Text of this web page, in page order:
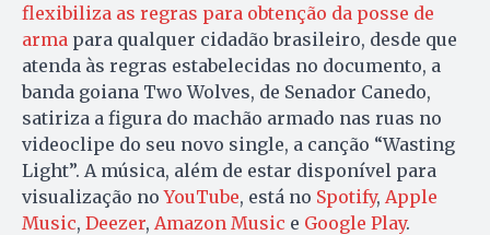
flexibiliza as regras para obtenção da posse de
arma para qualquer cidadão brasileiro, desde que
atenda às regras estabelecidas no documento, a
banda goiana Two Wolves, de Senador Canedo,
satiriza a figura do machão armado nas ruas no
videoclipe do seu novo single, a canção “Wasting
Light”. A música, além de estar disponível para
visualização noYouTube, está no Spotify, Apple
Music, Deezer, Amazon Music e Google Play.